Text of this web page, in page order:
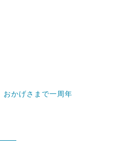
おかげさまで一周年